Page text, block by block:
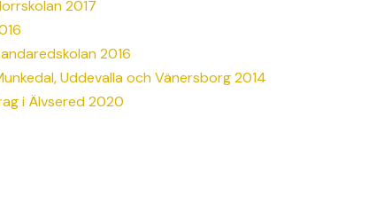
2017
2016
Uddevalla och Vänersborg 2014
i Älvsered 2020